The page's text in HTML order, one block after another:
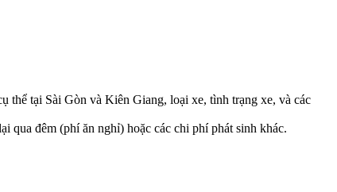
thể tại Sài Gòn và Kiên Giang, loại xe, tình trạng xe, và các
qua đêm (phí ăn nghỉ) hoặc các chi phí phát sinh khác.